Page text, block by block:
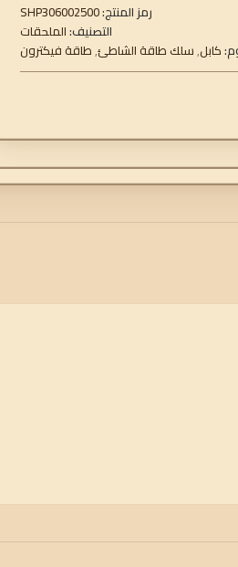
رمز المنتج: SHP306002500
التصنيف:الملحقات
كابل,سلك طاقة الشاطئ,طاقة فيكترون